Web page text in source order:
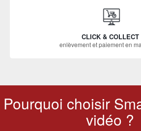
CLICK & COLLECT
enlèvement et paiement en
Pourquoi choisir
vidéo ?